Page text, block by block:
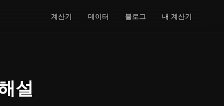
계산기 데이터 블로그 내 계산기
설